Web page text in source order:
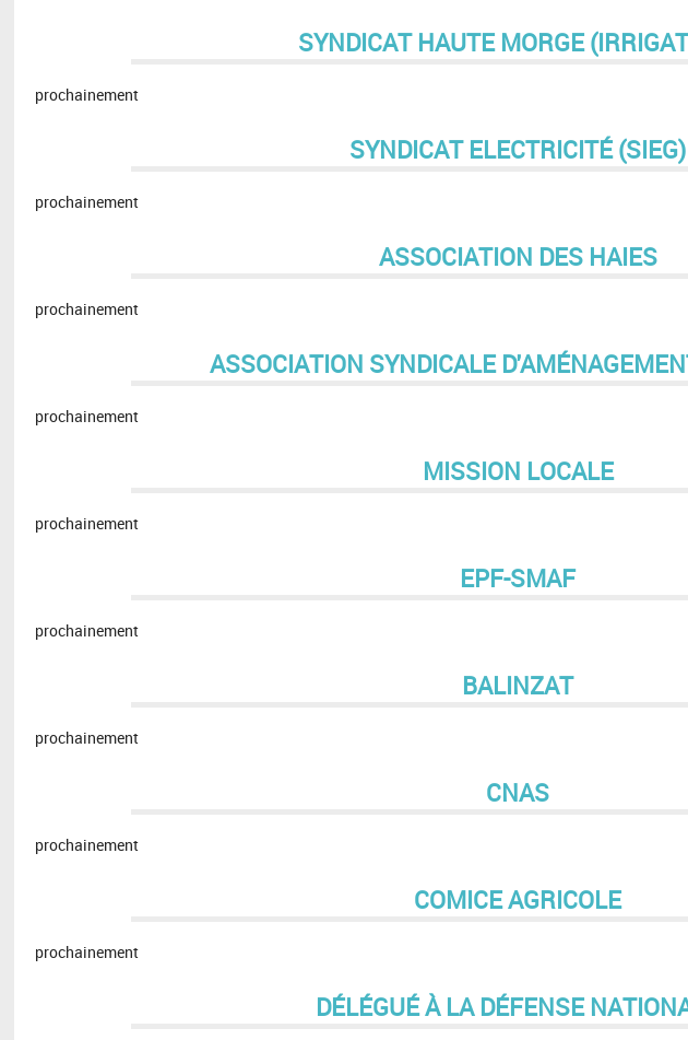
SYNDICAT HAUTE MORGE
prochainement
SYNDICAT ELECTRICITÉ (SIEG)
prochainement
ASSOCIATION DES HAIES
prochainement
ASSOCIATION SYNDICALE
prochainement
MISSION LOCALE
prochainement
EPF-SMAF
prochainement
BALINZAT
prochainement
CNAS
prochainement
COMICE AGRICOLE
prochainement
DÉLÉGUÉ À LA DÉFENSE